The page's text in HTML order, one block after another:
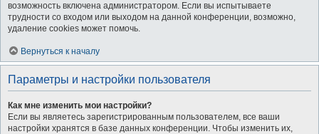
возможность включена администратором. Если вы испытываете
трудности со входом или выходом на данной конференции, возможно,
удаление cookies может помочь.
Вернуться к началу
Параметры и настройки пользователя
Как мне изменить мои настройки?
Если вы являетесь зарегистрированным пользователем, все ваши
настройки хранятся в базе данных конференции. Чтобы изменить их,